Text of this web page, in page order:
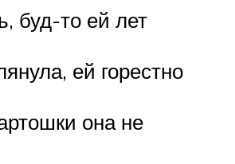
буд-то ей лет
ей горестно
она не